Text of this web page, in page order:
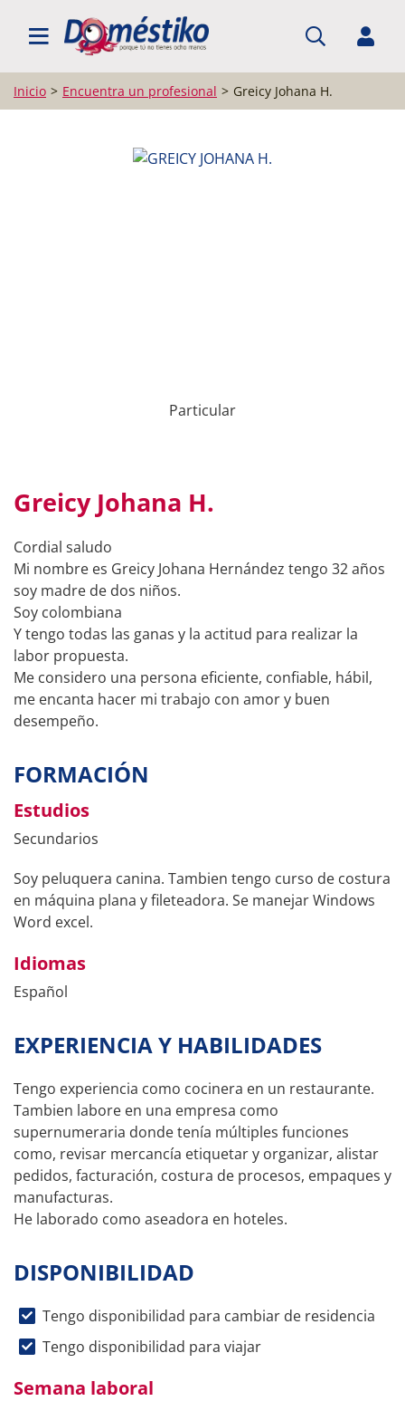
BUSCAR PROFESIONALES
Inicio Encuentra un profesional Greicy Johana H.
Particular
Greicy Johana H.
Cordial saludo
Mi nombre es Greicy Johana Hernández tengo 32 años
soy madre de dos niños.
Soy colombiana
Y tengo todas las ganas y la actitud para realizar la
labor propuesta.
Me considero una persona eficiente, confiable, hábil,
me encanta hacer mi trabajo con amor y buen
desempeño.
FORMACIÓN
Estudios
Secundarios
Soy peluquera canina. Tambien tengo curso de costura
en máquina plana y fileteadora. Se manejar Windows
Word excel.
Idiomas
Español
EXPERIENCIA Y HABILIDADES
Tengo experiencia como cocinera en un restaurante.
Tambien labore en una empresa como
supernumeraria donde tenía múltiples funciones
como, revisar mercancía etiquetar y organizar, alistar
pedidos, facturación, costura de procesos, empaques y
manufacturas.
He laborado como aseadora en hoteles.
DISPONIBILIDAD
Tengo disponibilidad para cambiar de residencia
Tengo disponibilidad para viajar
Semana laboral